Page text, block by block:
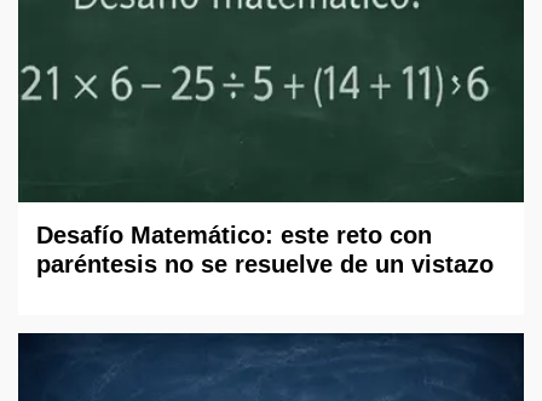
Desafío Matemático: este reto con
paréntesis no se resuelve de un vistazo